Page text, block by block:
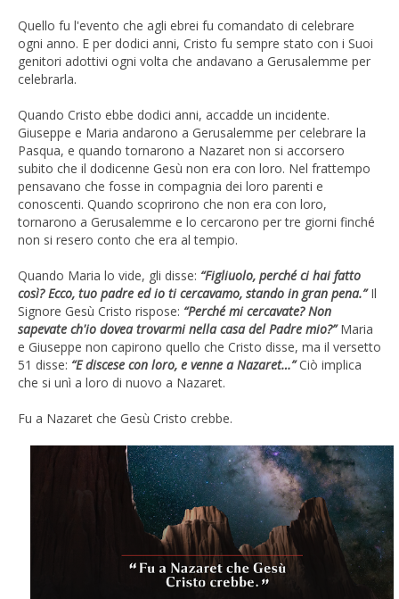
Quello fu l'evento che agli ebrei fu comandato di celebrare
ogni anno. E per dodici anni, Cristo fu sempre stato con i Suoi
genitori adottivi ogni volta che andavano a Gerusalemme per
celebrarla.
Quando Cristo ebbe dodici anni, accadde un incidente.
Giuseppe e Maria andarono a Gerusalemme per celebrare la
Pasqua, e quando tornarono a Nazaret non si accorsero
subito che il dodicenne Gesù non era con loro. Nel frattempo
pensavano che fosse in compagnia dei loro parenti e
conoscenti. Quando scoprirono che non era con loro,
tornarono a Gerusalemme e lo cercarono per tre giorni finché
non si resero conto che era al tempio.
Quando Maria lo vide, gli disse: “Figliuolo, perché ci hai fatto
così? Ecco, tuo padre ed io ti cercavamo, stando in gran pena.”Il
Signore Gesù Cristo rispose: “Perché mi cercavate? Non
sapevate ch'io dovea trovarmi nella casa del Padre mio?” Maria
e Giuseppe non capirono quello che Cristo disse, ma il versetto
51 disse: “E discese con loro, e venne a Nazaret…”Ciò implica
che si unì a loro di nuovo a Nazaret.
Fu a Nazaret che Gesù Cristo crebbe.